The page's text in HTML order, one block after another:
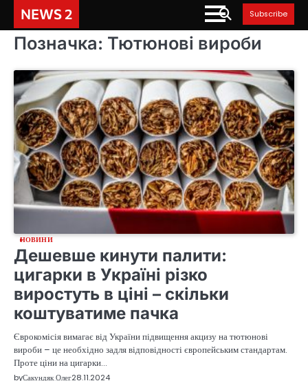
content
NEWS 2 Subscribe
Позначка: Тютюнові вироби
НОВИНИ
Дешевше кинути палити:
цигарки в Україні різко
виростуть в ціні – скільки
коштуватиме пачка
Єврокомісія вимагає від України підвищення акцизу на тютюнові
вироби – це необхідно задля відповідності європейським стандартам.
Проте ціни на цигарки…
byСакундяк Олег28.11.2024